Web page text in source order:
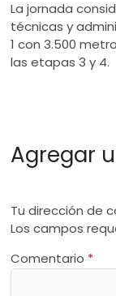
La jornada
técnicas y
1 con 3.500
las etapas 3 y 4.
Agregar
Tu dirección de
Los campos
Comentario *